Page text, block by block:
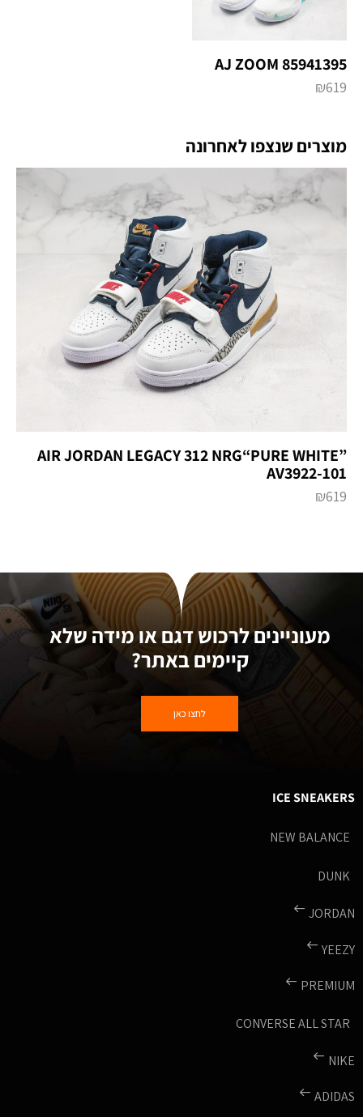
AJ ZOOM 85941395
₪619
מוצרים שנצפו לאחרונה
AIR JORDAN LEGACY 312 NRG“PURE WHITE”
AV3922-101
₪619
מעוניינים לרכוש דגם או מידה שלא
קיימים באתר?
לחצו כאן
ICE SNEAKERS
NEW BALANCE
DUNK
JORDAN
YEEZY
PREMIUM
CONVERSE ALL STAR
NIKE
ADIDAS